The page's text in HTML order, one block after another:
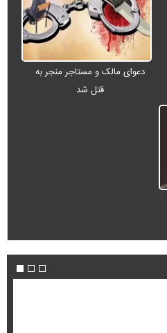
دعوای مالک و مستاجر منجر به
قتل شد